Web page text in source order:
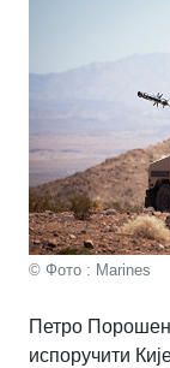
© Фото : Marines
Петро
испоручити